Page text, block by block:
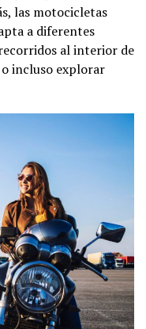
las motocicletas
a diferentes
al interior de
incluso explorar